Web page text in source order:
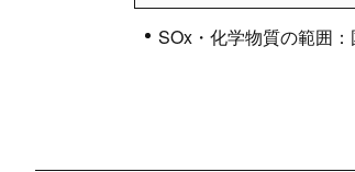
SOx・化学物質の範囲